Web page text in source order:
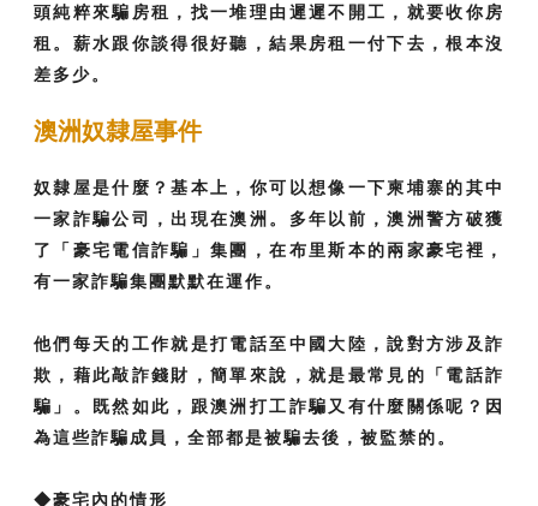
頭純粹來騙房租，找一堆理由遲遲不開工，就要收你房
租。薪水跟你談得很好聽，結果房租一付下去，根本沒
差多少。
澳洲奴隸屋事件
奴隸屋是什麼？基本上，你可以想像一下柬埔寨的其中
一家詐騙公司，出現在澳洲。多年以前，澳洲警方破獲
了「豪宅電信詐騙」集團，在布里斯本的兩家豪宅裡，
有一家詐騙集團默默在運作。
他們每天的工作就是打電話至中國大陸，說對方涉及詐
欺，藉此敲詐錢財，簡單來說，就是最常見的「電話詐
騙」。既然如此，跟澳洲打工詐騙又有什麼關係呢？因
為這些詐騙成員，全部都是被騙去後，被監禁的。
◆豪宅內的情形